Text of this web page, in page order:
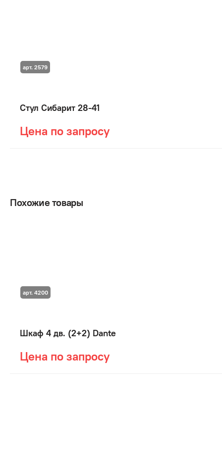
Стул Сибарит 28-41
Цена по запросу
арт. 2579
Похожие товары
Шкаф 4 дв. (2+2) Dante
Цена по запросу
арт. 4200